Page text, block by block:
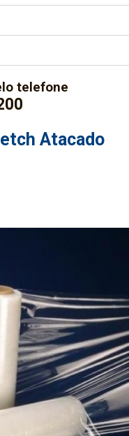
telefone
Atacado